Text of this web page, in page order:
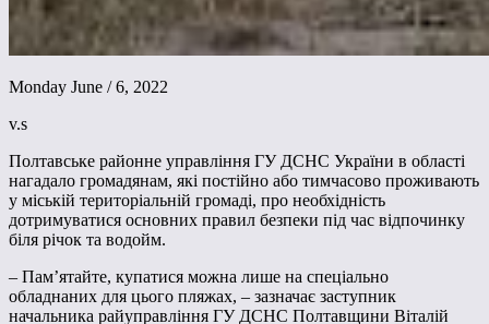
Monday June / 6, 2022
v.s
Полтавське районне управління ГУ ДСНС України в області
нагадало громадянам, які постійно або тимчасово проживають
у міській територіальній громаді, про необхідність
дотримуватися основних правил безпеки під час відпочинку
біля річок та водойм.
– Пам’ятайте, купатися можна лише на спеціально
обладнаних для цього пляжах, – зазначає заступник
начальника райуправління ГУ ДСНС Полтавщини Віталій